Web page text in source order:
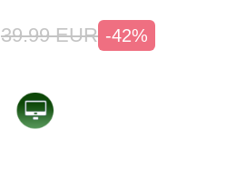
39.99 EUR -42%